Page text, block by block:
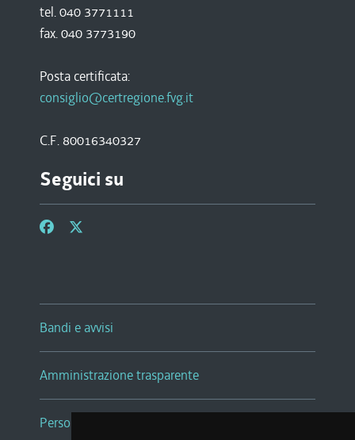
tel. 040 3771111
fax. 040 3773190
Posta certificata:
consiglio@certregione.fvg.it
C.F. 80016340327
Seguici su
Bandi e avvisi
Amministrazione trasparente
Persone e Uffici